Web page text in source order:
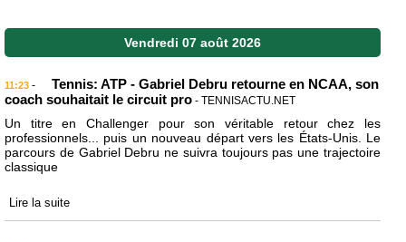
Vendredi 07 août 2026
11:23 -
Tennis: ATP - Gabriel Debru retourne en NCAA, son
coach souhaitait le circuit pro - TENNISACTU.NET
Un titre en Challenger pour son véritable retour chez les
professionnels... puis un nouveau départ vers les États-Unis. Le
parcours de Gabriel Debru ne suivra toujours pas une trajectoire
classique
Lire la suite